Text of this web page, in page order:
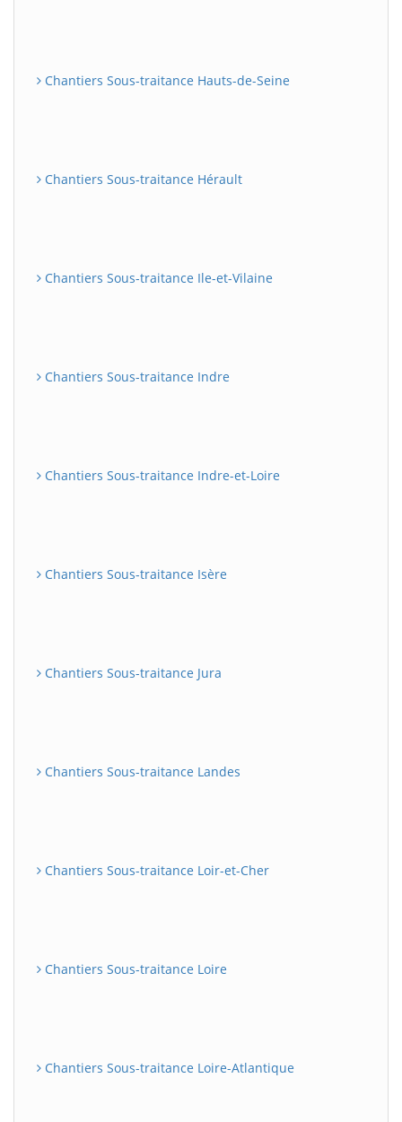
Chantiers Sous-traitance Hauts-de-Seine
Chantiers Sous-traitance Hérault
Chantiers Sous-traitance Ile-et-Vilaine
Chantiers Sous-traitance Indre
Chantiers Sous-traitance Indre-et-Loire
Chantiers Sous-traitance Isère
Chantiers Sous-traitance Jura
Chantiers Sous-traitance Landes
Chantiers Sous-traitance Loir-et-Cher
Chantiers Sous-traitance Loire
Chantiers Sous-traitance Loire-Atlantique